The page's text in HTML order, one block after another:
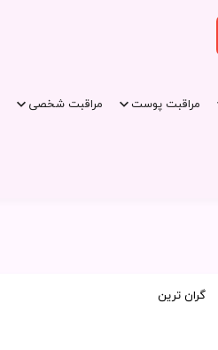
مراقبت پوست مراقبت شخصی
گران ترین